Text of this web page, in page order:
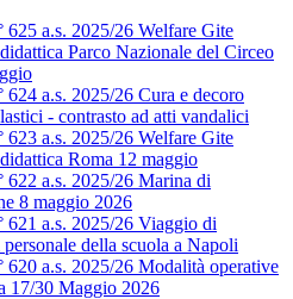
625 a.s. 2025/26 Welfare Gite
Parco Nazionale del Circeo
624 a.s. 2025/26 Cura e decoro
- contrasto ad atti vandalici
623 a.s. 2025/26 Welfare Gite
Roma 12 maggio
622 a.s. 2025/26 Marina di
8 maggio 2026
621 a.s. 2025/26 Viaggio di
della scuola a Napoli
620 a.s. 2025/26 Modalità operative
17/30 Maggio 2026